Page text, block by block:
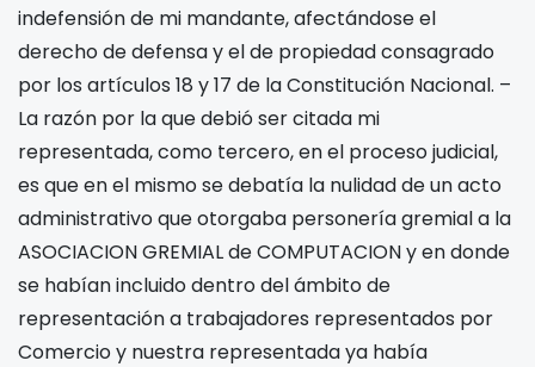
indefensión de mi mandante, afectándose el
derecho de defensa y el de propiedad consagrado
por los artículos 18 y 17 de la Constitución Nacional. –
La razón por la que debió ser citada mi
representada, como tercero, en el proceso judicial,
es que en el mismo se debatía la nulidad de un acto
administrativo que otorgaba personería gremial a la
ASOCIACION GREMIAL de COMPUTACION y en donde
se habían incluido dentro del ámbito de
representación a trabajadores representados por
Comercio y nuestra representada ya había